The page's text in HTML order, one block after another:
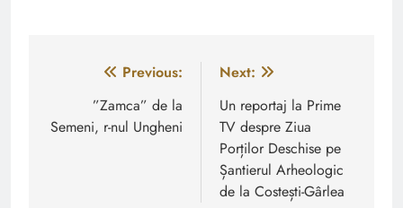
Navigare
articole
Previous:
”Zamca” de la
Semeni, r-nul Ungheni
Next:
Un reportaj la Prime
TV despre Ziua
Porților Deschise pe
Șantierul Arheologic
de la Costești-Gârlea